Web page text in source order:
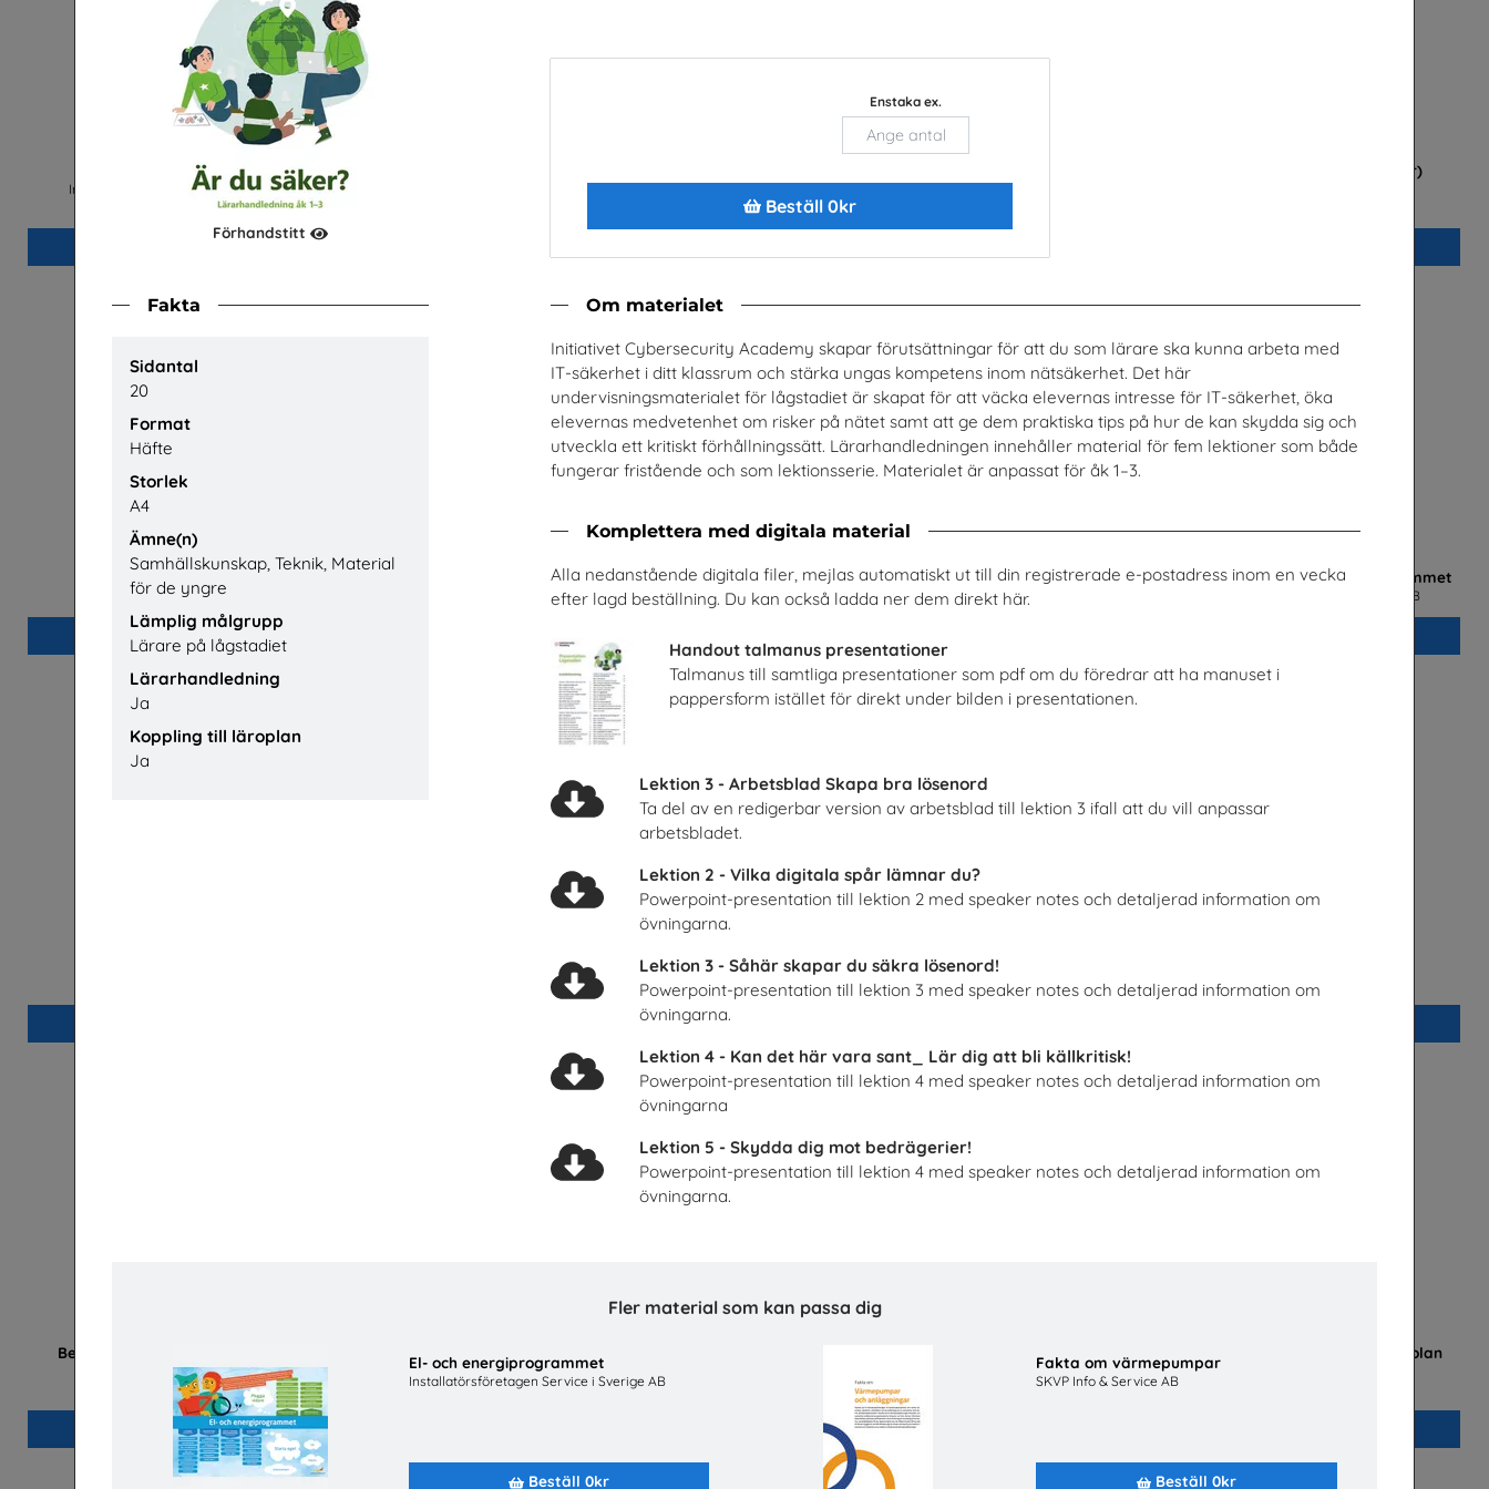
Förhandstitt
Enstaka ex.
Beställ 0kr
Fakta
Sidantal
20
Format
Häfte
Storlek
A4
Ämne(n)
Samhällskunskap, Teknik, Material
för de yngre
Lämplig målgrupp
Lärare på lågstadiet
Lärarhandledning
Ja
Koppling till läroplan
Ja
Om materialet
Initiativet Cybersecurity Academy skapar förutsättningar för att du som lärare ska kunna arbeta med
IT-säkerhet i ditt klassrum och stärka ungas kompetens inom nätsäkerhet. Det här
undervisningsmaterialet för lågstadiet är skapat för att väcka elevernas intresse för IT-säkerhet, öka
elevernas medvetenhet om risker på nätet samt att ge dem praktiska tips på hur de kan skydda sig och
utveckla ett kritiskt förhållningssätt. Lärarhandledningen innehåller material för fem lektioner som både
fungerar fristående och som lektionsserie. Materialet är anpassat för åk 1–3.
Komplettera med digitala material
Alla nedanstående digitala filer, mejlas automatiskt ut till din registrerade e-postadress inom en vecka
efter lagd beställning. Du kan också ladda ner dem direkt här.
Handout talmanus presentationer
Talmanus till samtliga presentationer som pdf om du föredrar att ha manuset i
pappersform istället för direkt under bilden i presentationen.
Lektion 3 - Arbetsblad Skapa bra lösenord
Ta del av en redigerbar version av arbetsblad till lektion 3 ifall att du vill anpassar
arbetsbladet.
Lektion 2 - Vilka digitala spår lämnar du?
Powerpoint-presentation till lektion 2 med speaker notes och detaljerad information om
övningarna.
Lektion 3 - Såhär skapar du säkra lösenord!
Powerpoint-presentation till lektion 3 med speaker notes och detaljerad information om
övningarna.
Lektion 4 - Kan det här vara sant_ Lär dig att bli källkritisk!
Powerpoint-presentation till lektion 4 med speaker notes och detaljerad information om
övningarna
Lektion 5 - Skydda dig mot bedrägerier!
Powerpoint-presentation till lektion 4 med speaker notes och detaljerad information om
övningarna.
Fler material som kan passa dig
El- och energiprogrammet
Installatörsföretagen Service i Sverige AB
Beställ 0kr
Fakta om värmepumpar
SKVP Info & Service AB
Beställ 0kr
El- och energiprogrammet
Installatörsföretagen Service i Sverige AB
med framtidens teknik
SKVP Info & Service AB
Betald praktik som ingenjör (Flyer)
Yrkessvenska fiber och stadsnät
Sobona
Beställ 0kr
El- och energiprogrammet, Arabiska
Installatörsföretagen Service i Sverige AB
Är du säker? - Lärarhandledning lågstadiet
Unga Forskare
Möjligheter med el- och energiprogrammet
Installatörsföretagen Service i Sverige AB
Är du säker? högstadiet, lärarhandledning
Unga Forskare
Fordonstekniker
Volkswagen Group Sverige Göteborgs universitet
Betald praktik som ingenjör (Plansch)
Tekniksprånget
Beställ 0kr
Byggbranschens yrkesnämnd
barns och ungas trygghet på nätet
Plan International Sverige
Beställ 0kr
Flygteknikutbildning på gymnasieskolan